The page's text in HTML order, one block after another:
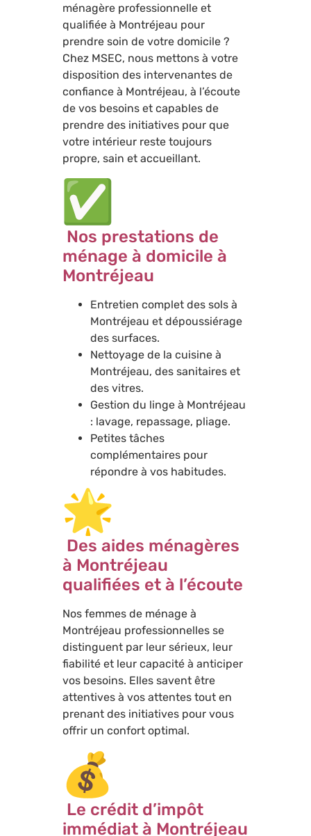
ménagère professionnelle et
qualifiée à Montréjeau pour
prendre soin de votre domicile ?
Chez MSEC, nous mettons à votre
disposition des intervenantes de
confiance à Montréjeau, à l’écoute
de vos besoins et capables de
prendre des initiatives pour que
votre intérieur reste toujours
propre, sain et accueillant.
Nos prestations de
ménage à domicile à
Montréjeau
Entretien complet des sols à
Montréjeau et dépoussiérage
des surfaces.
Nettoyage de la cuisine à
Montréjeau, des sanitaires et
des vitres.
Gestion du linge à Montréjeau
: lavage, repassage, pliage.
Petites tâches
complémentaires pour
répondre à vos habitudes.
Des aides ménagères
à Montréjeau
qualifiées et à l’écoute
Nos femmes de ménage à
Montréjeau professionnelles se
distinguent par leur sérieux, leur
fiabilité et leur capacité à anticiper
vos besoins. Elles savent être
attentives à vos attentes tout en
prenant des initiatives pour vous
offrir un confort optimal.
Le crédit d’impôt
immédiat à Montréjeau